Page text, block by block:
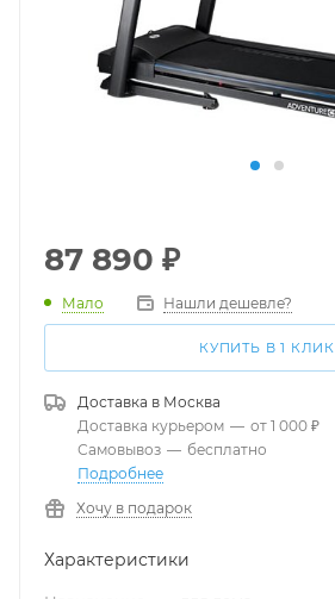
87 890 ₽
Мало Нашли дешевле?
КУПИТЬ В 1 КЛИК
Доставка в Москва
Доставка курьером — от 1 000 ₽
Самовывоз — бесплатно
Подробнее
Хочу в подарок
Характеристики